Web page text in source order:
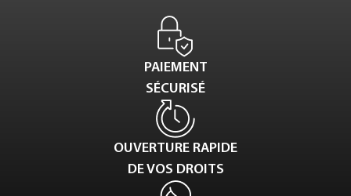
PAIEMENT
SÉCURISÉ
OUVERTURE RAPIDE
DE VOS DROITS